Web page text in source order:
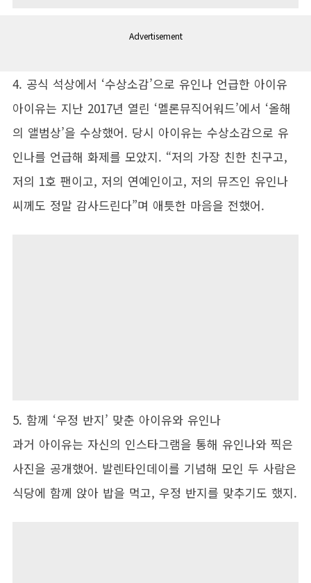
Advertisement
4. 공식 석상에서 ‘수상소감’으로 유인나 언급한 아이유
아이유는 지난 2017년 열린 ‘멜론뮤직어워드’에서 ‘올해
의 앨범상’을 수상했어. 당시 아이유는 수상소감으로 유
인나를 언급해 화제를 모았지. “저의 가장 친한 친구고,
저의 1호 팬이고, 저의 연예인이고, 저의 뮤즈인 유인나
씨께도 정말 감사드린다”며 애틋한 마음을 전했어.
5. 함께 ‘우정 반지’ 맞춘 아이유와 유인나
과거 아이유는 자신의 인스타그램을 통해 유인나와 찍은
사진을 공개했어. 발렌타인데이를 기념해 모인 두 사람은
식당에 함께 앉아 밥을 먹고, 우정 반지를 맞추기도 했지.